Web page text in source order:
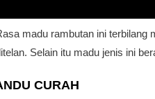
madu rambutan ini terbilang
Selain itu madu jenis ini
CURAH